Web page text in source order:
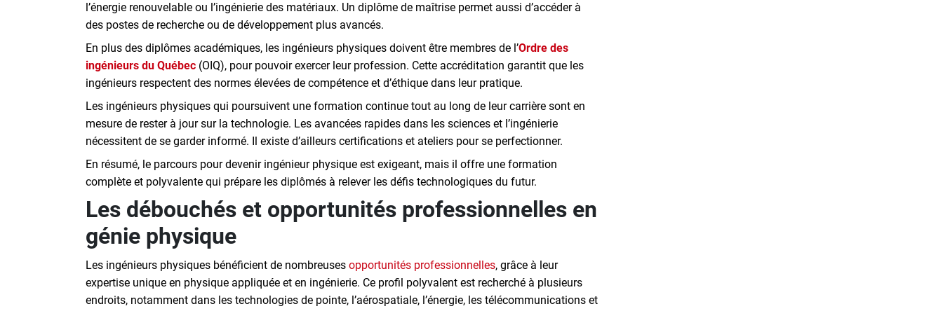
l’énergie renouvelable ou l’ingénierie des matériaux. Un diplôme de maîtrise permet aussi d’accéder à
des postes de recherche ou de développement plus avancés.
En plus des diplômes académiques, les ingénieurs physiques doivent être membres de l’Ordre des
ingénieurs du Québec (OIQ), pour pouvoir exercer leur profession. Cette accréditation garantit que les
ingénieurs respectent des normes élevées de compétence et d’éthique dans leur pratique.
Les ingénieurs physiques qui poursuivent une formation continue tout au long de leur carrière sont en
mesure de rester à jour sur la technologie. Les avancées rapides dans les sciences et l’ingénierie
nécessitent de se garder informé. Il existe d’ailleurs certifications et ateliers pour se perfectionner.
En résumé, le parcours pour devenir ingénieur physique est exigeant, mais il offre une formation
complète et polyvalente qui prépare les diplômés à relever les défis technologiques du futur.
Les débouchés et opportunités professionnelles en
génie physique
Les ingénieurs physiques bénéficient de nombreuses opportunités professionnelles, grâce à leur
expertise unique en physique appliquée et en ingénierie. Ce profil polyvalent est recherché à plusieurs
endroits, notamment dans les technologies de pointe, l’aérospatiale, l’énergie, les télécommunications et